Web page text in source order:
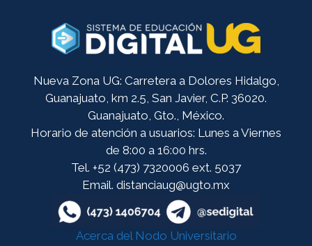
Nueva Zona UG: Carretera a Dolores Hidalgo,
Guanajuato, km 2.5, San Javier, C.P. 36020.
Guanajuato, Gto., México.
Horario de atención a usuarios: Lunes a Viernes
de 8:00 a 16:00 hrs.
Tel. +52 (473) 7320006 ext. 5037
Email. distanciaug@ugto.mx
Acerca del Nodo Universitario